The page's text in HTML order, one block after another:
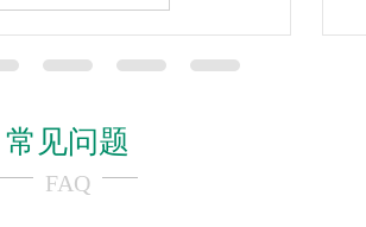
常见问题
FAQ